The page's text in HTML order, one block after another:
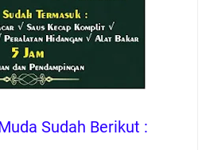
Sudah Berikut :